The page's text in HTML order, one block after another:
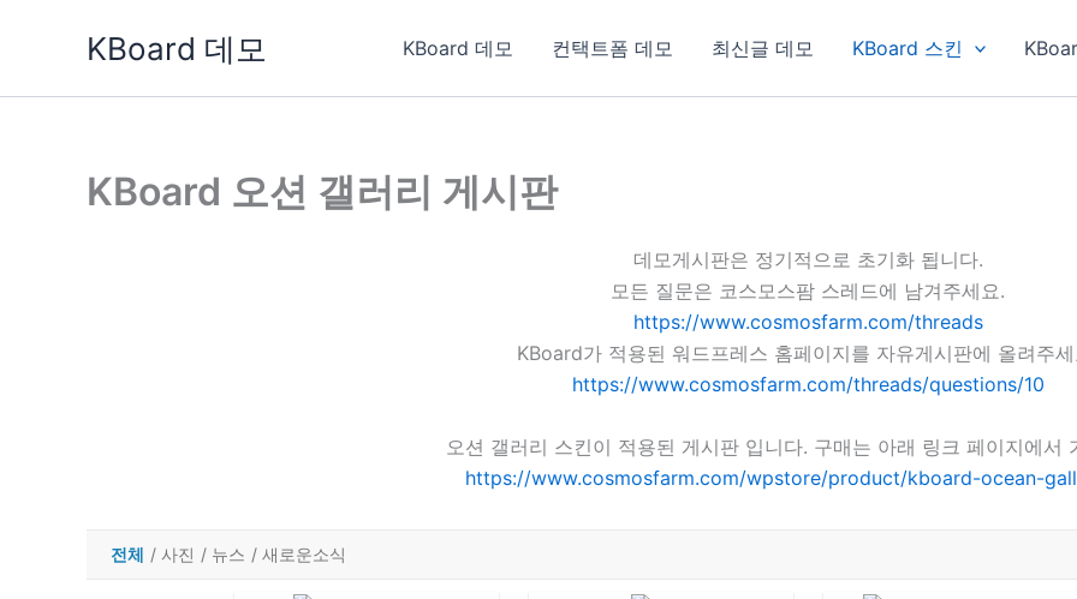
KBoard 데모 KBoard 데모 컨택트폼 데모 최신글 데모 KBoard 스킨
KBoard 오션 갤러리 게시판
데모게시판은 정기적으로 초기화 됩니다.
모든 질문은 코스모스팜 스레드에 남겨주세요.
https://www.cosmosfarm.com/threads
KBoard가 적용된 워드프레스 홈페이지를 자유게시판에 올려주
https://www.cosmosfarm.com/threads/questions/10
오션 갤러리 스킨이 적용된 게시판 입니다. 구매는 아래 링크 페이지에서
https://www.cosmosfarm.com/wpstore/product/kboard-ocean-
전체 / 사진 / 뉴스 / 새로운소식